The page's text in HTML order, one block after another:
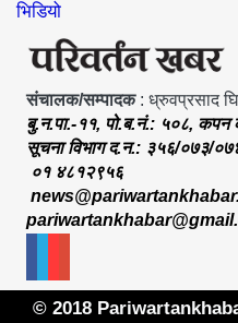
भिडियो
संचालक/सम्पादक: ध्रुवप्रसाद
बु.न.पा.-११, पो.ब.नं.: ५०८, कपन
सूचना विभाग द.न.: ३५६/०७३/
०१ ४८१२९५६
© 2018